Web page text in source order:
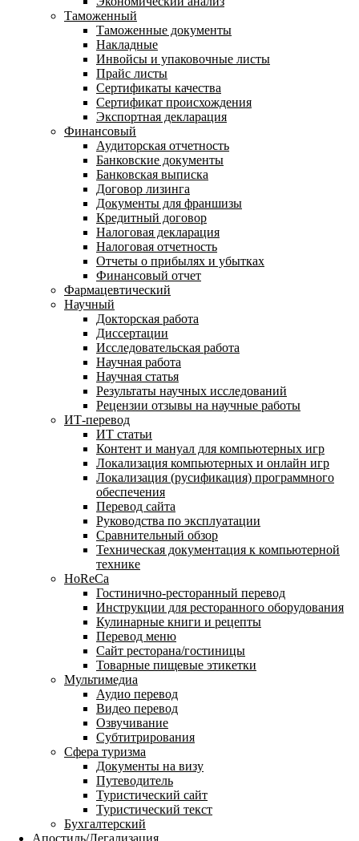
Таможенный
Таможенные документы
Накладные
Инвойсы и упаковочные листы
Прайс листы
Сертификаты качества
Сертификат происхождения
Экспортная декларация
Финансовый
Аудиторская отчетность
Банковские документы
Банковская выписка
Договор лизинга
Документы для франшизы
Кредитный договор
Налоговая декларация
Налоговая отчетность
Отчеты о прибылях и убытках
Финансовый отчет
Фармацевтический
Научный
Докторская работа
Диссертации
Исследовательская работа
Научная работа
Научная статья
Результаты научных исследований
Рецензии отзывы на научные работы
ИТ-перевод
ИТ статьи
Контент и мануал для компьютерных игр
Локализация компьютерных и онлайн игр
Локализация (русификация) программного
обеспечения
Перевод сайта
Руководства по эксплуатации
Сравнительный обзор
Техническая документация к компьютерной
технике
HoReCa
Гостинично-ресторанный перевод
Инструкции для ресторанного оборудования
Кулинарные книги и рецепты
Перевод меню
Сайт ресторана/гостиницы
Товарные пищевые этикетки
Мультимедиа
Аудио перевод
Видео перевод
Озвучивание
Субтитрирования
Сфера туризма
Документы на визу
Путеводитель
Туристический сайт
Туристический текст
Бухгалтерский
Апостиль/Легализация